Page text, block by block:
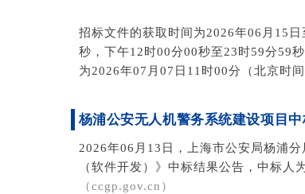
招标文件的获取时间为2026年06月15
秒，下午12时00分00秒至23时59分59
为2026年07月07日11时00分（北京时间
杨浦公安无人机警务系统建设项目
2026年06月13日，上海市公安局杨浦
（软件开发）》中标结果公告，中标人
（ccgp.gov.cn）